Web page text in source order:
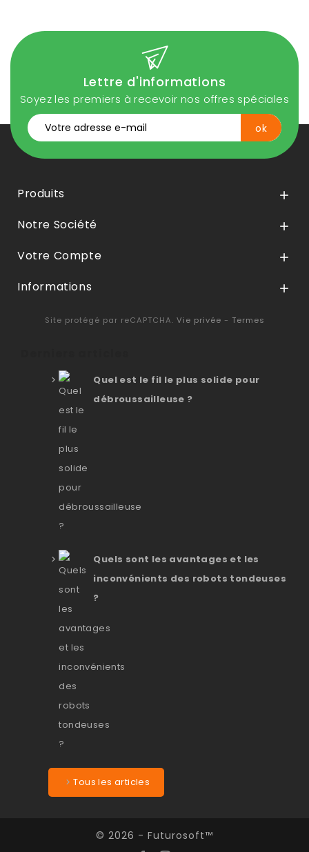
Lettre d'informations
Soyez les premiers à recevoir nos offres spéciales
Produits 
Notre Société 
Votre Compte 
Informations 
Site protégé par reCAPTCHA. Vie privée - Termes
Quel est le fil le plus solide pour
débroussailleuse ?
Quels sont les avantages et les
inconvénients des robots tondeuses
?
Tous les articles
© 2026 - Futurosoft™